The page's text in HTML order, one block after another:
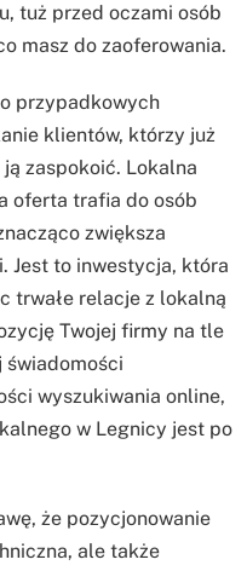
tuż przed oczami osób
masz do zaoferowania.
przypadkowych
klientów, którzy już
zaspokoić. Lokalna
oferta trafia do osób
zwiększa
Jest to inwestycja, która
trwałe relacje z lokalną
Twojej firmy na tle
świadomości
wyszukiwania online,
w Legnicy jest po
że pozycjonowanie
ale także